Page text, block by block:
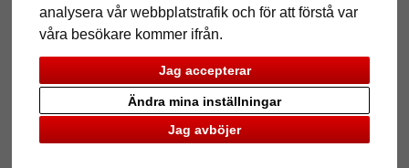
analysera vår webbplatstrafik och för att förstå var
våra besökare kommer ifrån.
Jag accepterar
Jag avböjer
Ändra mina inställningar